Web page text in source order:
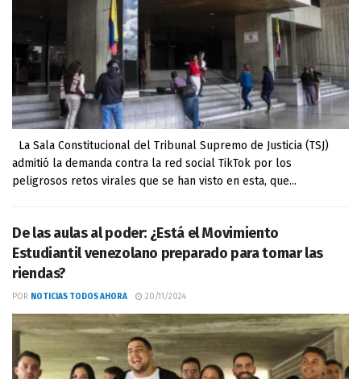
La Sala Constitucional del Tribunal Supremo de Justicia (TSJ)
admitió la demanda contra la red social TikTok por los
peligrosos retos virales que se han visto en esta, que...
De las aulas al poder: ¿Está el Movimiento
Estudiantil venezolano preparado para tomar las
riendas?
POR NOTICIAS TODOS AHORA 20/11/2024